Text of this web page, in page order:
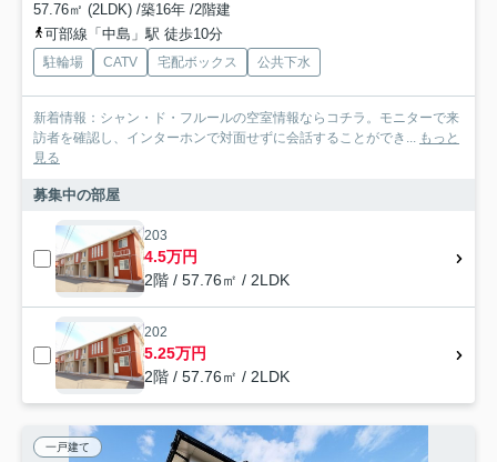
57.76㎡ (2LDK) /築16年 /2階建
可部線「中島」駅 徒歩10分
駐輪場 CATV 宅配ボックス 公共下水
新着情報：シャン・ド・フルールの空室情報ならコチラ。モニターで来
訪者を確認し、インターホンで対面せずに会話することができ... もっと
見る
募集中の部屋
203
4.5万円
2階 / 57.76㎡ / 2LDK
202
5.25万円
2階 / 57.76㎡ / 2LDK
一戸建て